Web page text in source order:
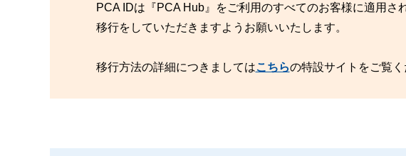
PCA IDは『PCA Hub』をご利用のすべてのお客様に適用
移行をしていただきますようお願いいたします。
移行方法の詳細につきましてはこちらの特設サイトをご覧く